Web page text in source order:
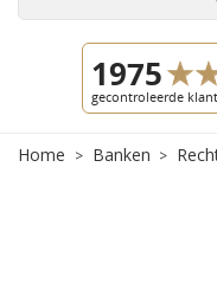
Home Banken